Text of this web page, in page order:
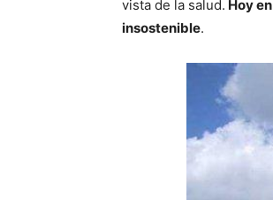
vista de la salud. Hoy
insostenible.